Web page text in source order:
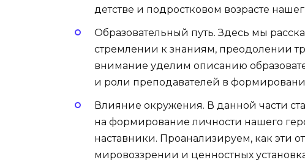
детстве и подростковом возрасте
Образовательный путь. Здесь мы
стремлении к знаниям, преодолении
внимание уделим описанию
и роли преподавателей в
Влияние окружения. В данной части
на формирование личности нашего
наставники. Проанализируем, как эти
мировоззрении и ценностных